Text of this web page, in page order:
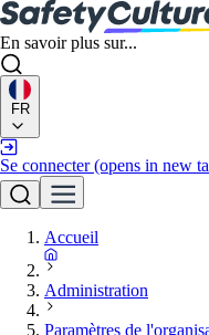
En savoir plus sur...
FR
Se connecter (opens in new
Accueil
Administration
Paramètres de